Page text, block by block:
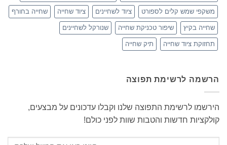
משקפי שמש קלים לספורט ציוד לשחיינים ציוד שחייה שחייה בחורף
שחייה בקיץ שיפור טכניקת שחייה שנורקל לשחיינים
תחזוקת ציוד שחייה תיק שחייה
הרשמה לרשימת תפוצה
הירשמו לרשימת התפוצה שלנו וקבלו עדכונים על מבצעים,
קולקציות חדשות והטבות שוות לפני כולם!